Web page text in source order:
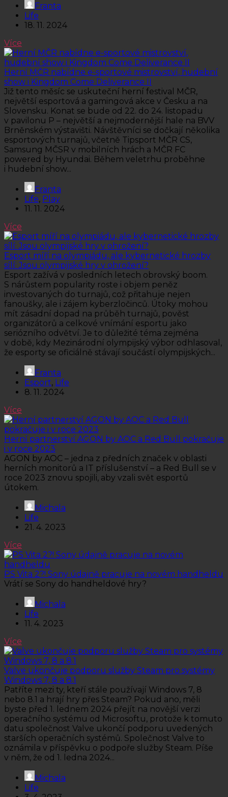
Franta
Life
18. 11. 2024
Více
Herní MČR nabídne e-sportové mistrovství, hudební
show i Kingdom Come Deliverance II
Již tento měsíc se uskuteční herní festival MČR,
největší esportová a gamingová akce v Česku a na
Slovensku. Konat se bude od 22. do 24. listopadu
v pavilonu P – největší a nejmodernější hale na BVV
Brněnském výstavišti. Návštěvníci se dočkají několika
esportových turnajů, včetně Tipsport MČR CS,
Samsung MČSR v mobilních hrách a MČR FC
powered by Hyundai. Během veletrhu proběhne
i hudební show...
Franta
Life, Play
11. 11. 2024
Více
Esport míří na olympiádu, ale kybernetické hrozby
sílí: Jsou olympijské hry v ohrožení?
Esport zažívá v posledních letech obrovský boom.
S nárůstem popularity roste i objem peněz
investovaných do turnajů, což přitahuje nejen
fanoušky, ale i zájem kyberzločinců. Útoky mohou
mít zásadní dopad na průběh turnajů, pověst
organizátorů a celkové vnímání esportu jako
seriózního odvětví. Je to důležité téma zejména
v době, kdy Mezinárodní olympijský výbor odhlasoval,
že esporty se oficiálně stávají součástí olympijských...
Franta
Esport, Life
8. 11. 2024
Více
Herní partnerství AGON by AOC a Red Bull pokračuje
i v roce 2023
AGON by AOC – jedna z předních značek v oblasti
herních monitorů a IT příslušenství – a Red Bull se v
roce 2023 znovu spojili, aby vzali svět esportů
útokem.
Michala
Life
21. 4. 2023
Více
PS Vita 2?! Sony údajně pracuje na novém handheldu
Vrátí se Sony do handheldové hry?
Michala
Life
11. 4. 2023
Více
Valve ukončuje podporu služby Steam pro systémy
Windows 7, 8 a 8.1
Patříte mezi ty, kteří stále používají Windows 7, 8
nebo 8.1 a hrají hry přes Steam? Pokud ano, měli
byste před 1. lednem 2024 přejít na novější verzi
operačního systému od Microsoftu, protože k tomuto
datu společnost Valve ukončí podporu uvedených
starších operačních systémů. Společnost Valve to
oznámila v příspěvku o podpoře služby Steam. Píše
v něm, že od 1. ledna 2024...
Michala
Life